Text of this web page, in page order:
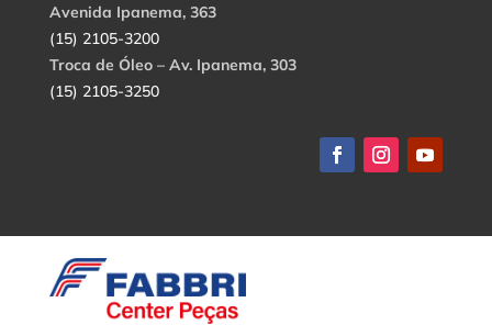
Avenida Ipanema, 363
(15) 2105-3200
Troca de Óleo – Av. Ipanema, 303
(15) 2105-3250